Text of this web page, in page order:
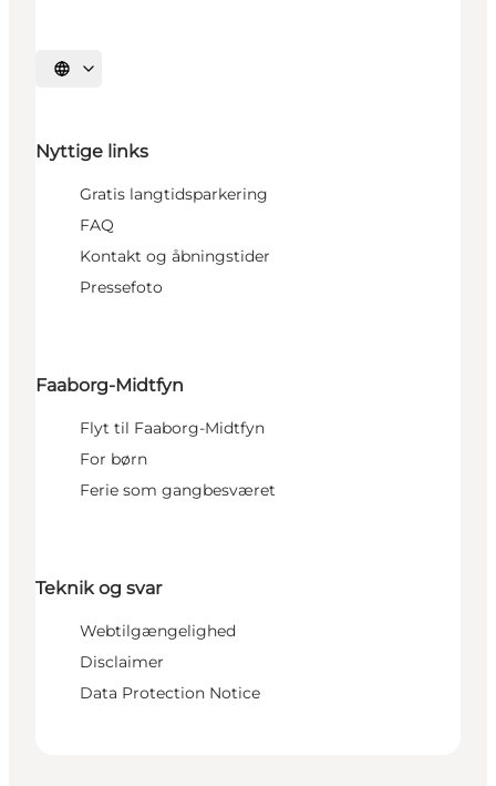
Vælg sprog
Nyttige links
Gratis langtidsparkering
FAQ
Kontakt og åbningstider
Pressefoto
Faaborg-Midtfyn
Flyt til Faaborg-Midtfyn
For børn
Ferie som gangbesværet
Teknik og svar
Webtilgængelighed
Disclaimer
Data Protection Notice